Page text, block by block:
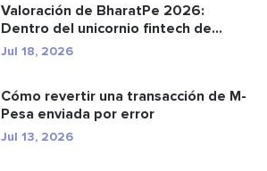
Valoración de BharatPe 2026:
Dentro del unicornio fintech de
2.85...
Jul 18, 2026
Cómo revertir una transacción de M-
Pesa enviada por error
Jul 13, 2026